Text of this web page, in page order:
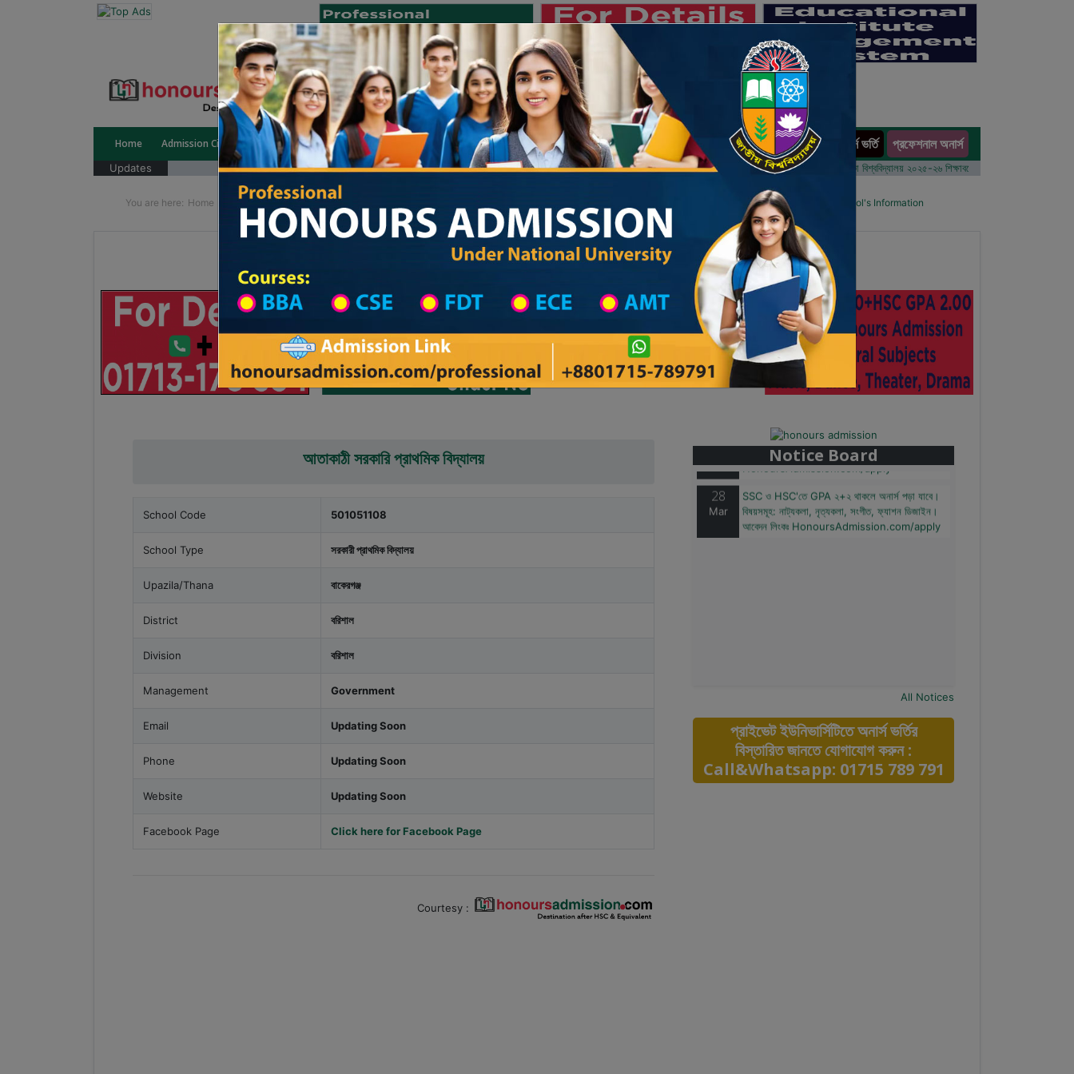
Home Admission Circular Public University Private University International University University College Results অনার্স ভর্তি প্রফেশনাল অনার্স
Updates জাতীয় বিশ্ববিদ্যালয় ২০২৫-২৬ শিক্ষাবর্ষের ১ম বর্ষের ভর্তি আবেদন বিজ্ঞপ্তি ঢাকা বিশ্ববিদ্যালয় ২০২৫-২৬ শিক্ষাবর্ষে আন্ডারগ্র্যাজুয়েট প্রোগ্রামে ভর্তি
You are here: Home School Category Division List Primary School List Details Primary School's Information
Private University Admission
আতাকাঠী সরকারি প্রাথমিক বিদ্যালয়
School Code 501051108
School Type সরকারী প্রাথমিক বিদ্যালয়
Upazila/Thana বাকেরগঞ্জ
District বরিশাল
Division বরিশাল
Management Government
Email Updating Soon
Phone Updating Soon
Website Updating Soon
Facebook Page Click here for Facebook Page
Courtesy :
Notice Board
সুযোগ। ২০টির অধিক বিষয়, ৪ বছরে মোট খরচ ২ লক্ষ থেকে
৫ লক্ষ টাকা। আবেদন লিংকঃ
HonoursAdmission.com/apply
28
Mar
বিষয়সমূহ: নাট্যকলা, নৃত্যকলা, সংগীত, ফ্যাশন ডিজাইন।
আবেদন লিংকঃ HonoursAdmission.com/apply
All Notices
প্রাইভেট ইউনিভার্সিটিতে অনার্স ভর্তির
বিস্তারিত জানতে যোগাযোগ করুন :
Call&Whatsapp: 01715 789 791